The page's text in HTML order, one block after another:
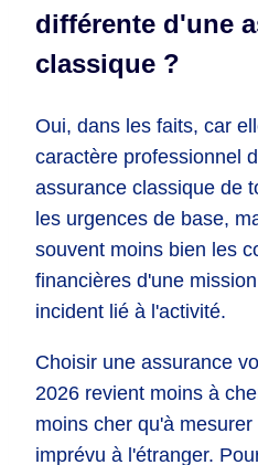
différente d'une
classique ?
Oui, dans les faits, car
caractère professionnel
assurance classique de
les urgences de base,
souvent moins bien les
financières d'une
incident lié à l'activité.
Choisir une assurance
2026 revient moins à
moins cher qu'à
imprévu à l'étranger.